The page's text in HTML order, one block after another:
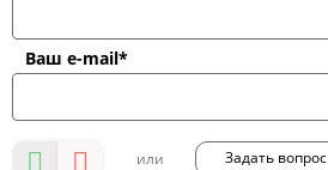
Ваш e-mail*
Задать вопрос